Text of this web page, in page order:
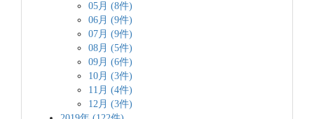
05月 (8件)
06月 (9件)
07月 (9件)
08月 (5件)
09月 (6件)
10月 (3件)
11月 (4件)
12月 (3件)